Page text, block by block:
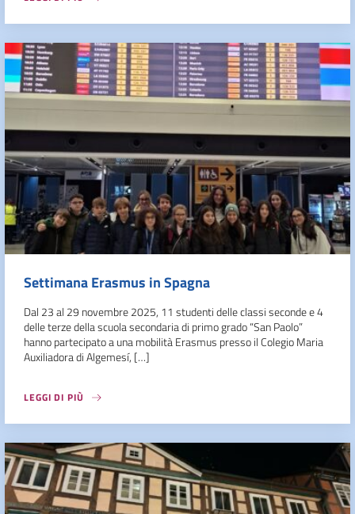
Settimana Erasmus in Spagna
Dal 23 al 29 novembre 2025, 11 studenti delle classi seconde e 4
delle terze della scuola secondaria di primo grado “San Paolo”
hanno partecipato a una mobilità Erasmus presso il Colegio Maria
Auxiliadora di Algemesí, […]
LEGGI DI PIÙ